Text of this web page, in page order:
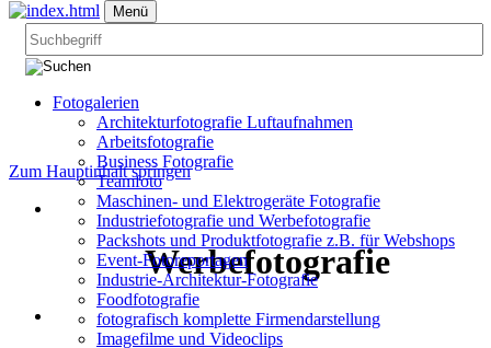
Zum Hauptinhalt springen
Menü
Fotogalerien
Architekturfotografie Luftaufnahmen
Arbeitsfotografie
Business Fotografie
Teamfoto
Maschinen- und Elektrogeräte Fotografie
Industriefotografie und Werbefotografie
Packshots und Produktfotografie z.B. für Webshops
Event-Fotoreportagen
Industrie-Architektur-Fotografie
Foodfotografie
fotografisch komplette Firmendarstellung
Imagefilme und Videoclips
Werbefotografie